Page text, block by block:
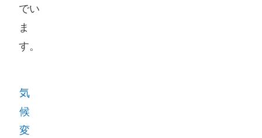
でい
ま
す。
気
候
変